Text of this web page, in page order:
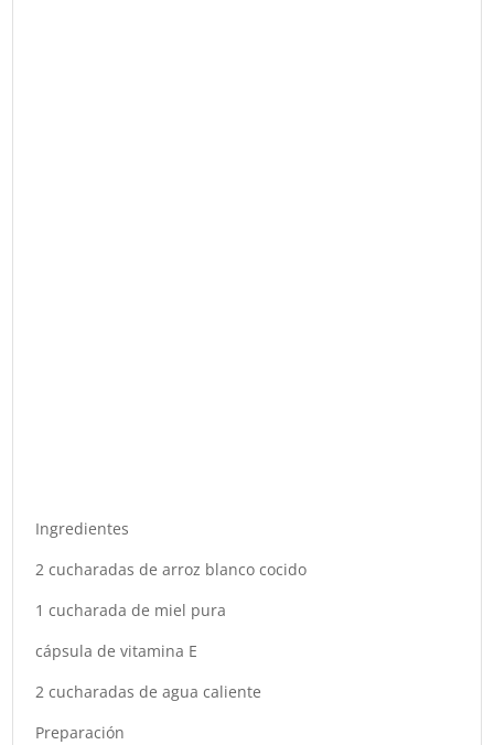
Ingredientes
2 cucharadas de arroz blanco cocido
1 cucharada de miel pura
cápsula de vitamina E
2 cucharadas de agua caliente
Preparación